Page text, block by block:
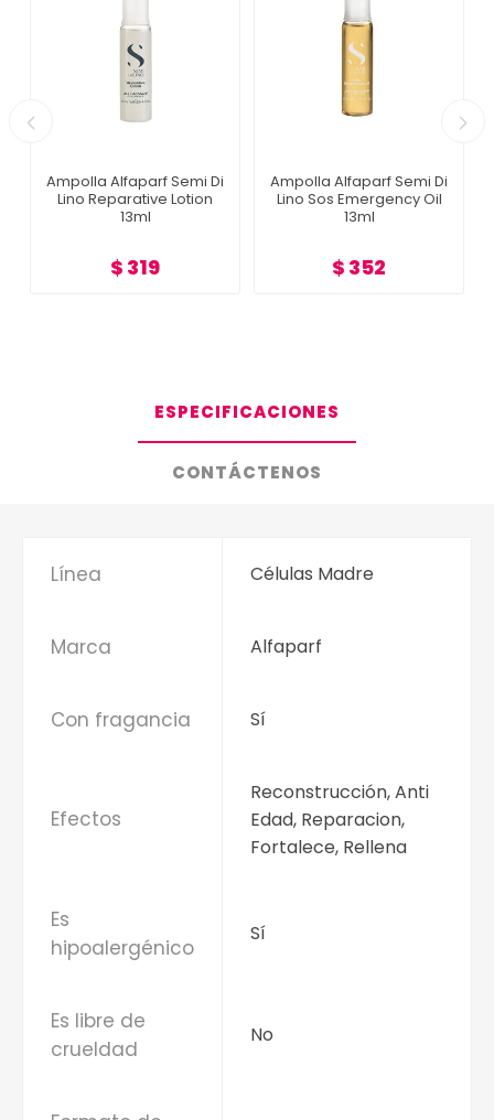
Ampolla Alfaparf Semi Di
Lino Reparative Lotion
13ml
$ 319
Ampolla Alfaparf Semi Di
Lino Sos Emergency Oil
13ml
$ 352
ESPECIFICACIONES
CONTÁCTENOS
Línea Células Madre
Marca Alfaparf
Con fragancia Sí
Efectos
Reconstrucción, Anti
Edad, Reparacion,
Fortalece, Rellena
Es
hipoalergénico
Sí
Es libre de
crueldad
No